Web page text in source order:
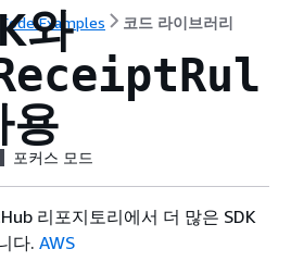
Examples 코드 라이브러리
와
용
포커스 모드
리포지토리에서 더 많은 SDK
다. AWS